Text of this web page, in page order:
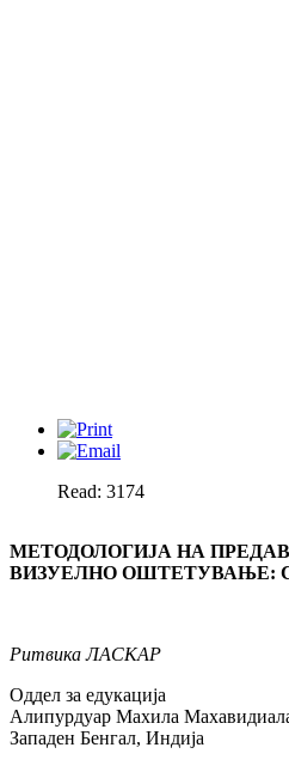
Read: 3174
МЕТОДОЛОГИЈА НА
ВИЗУЕЛНО ОШТЕТУВАЊЕ:
Ритвика ЛАСКАР
Оддел за едукација
Алипурдуар Махила
Западен Бенгал, Индија